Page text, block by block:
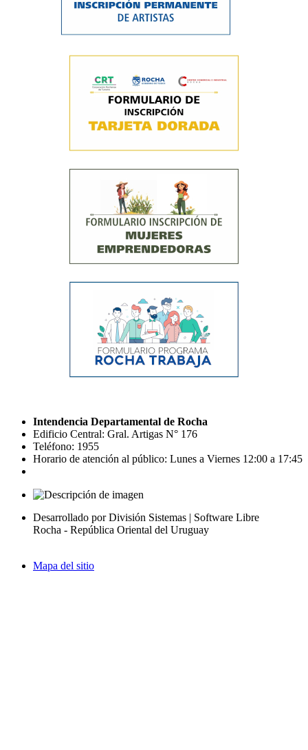
Intendencia Departamental de Rocha
Edificio Central: Gral. Artigas N° 176
Teléfono: 1955
Horario de atención al público: Lunes a Viernes 12:00 a 17:45
Desarrollado por División Sistemas | Software Libre
Rocha - República Oriental del Uruguay
Mapa del sitio